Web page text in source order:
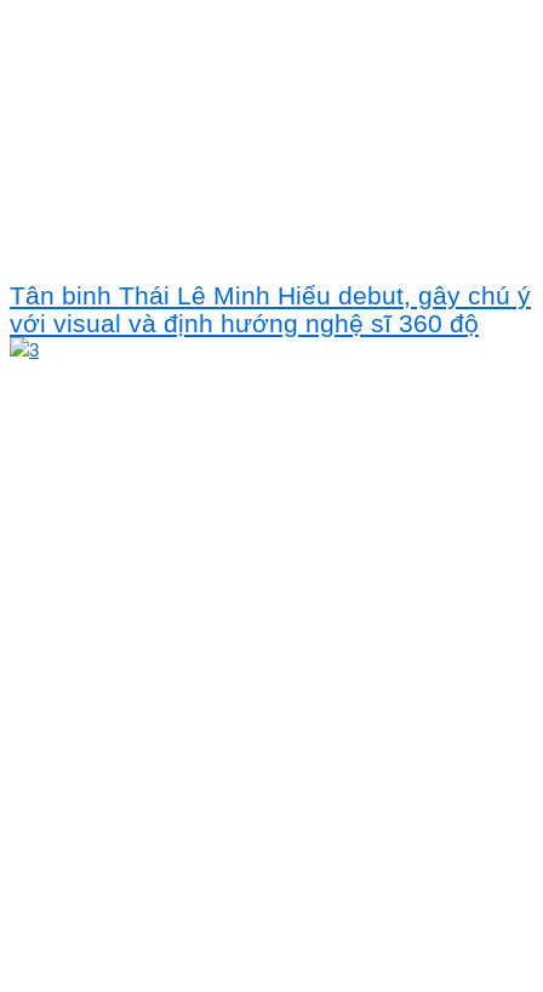
Tân binh Thái Lê Minh Hiếu debut, gây chú ý
với visual và định hướng nghệ sĩ 360 độ